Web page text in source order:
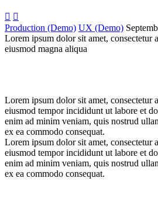
 
Production (Demo) UX (Demo)
Lorem ipsum dolor sit amet, consectetur
eiusmod magna aliqua
Lorem ipsum dolor sit amet, consectetur
eiusmod tempor incididunt ut labore et
enim ad minim veniam, quis nostrud
ex ea commodo consequat.
Lorem ipsum dolor sit amet, consectetur
eiusmod tempor incididunt ut labore et
enim ad minim veniam, quis nostrud
ex ea commodo consequat.